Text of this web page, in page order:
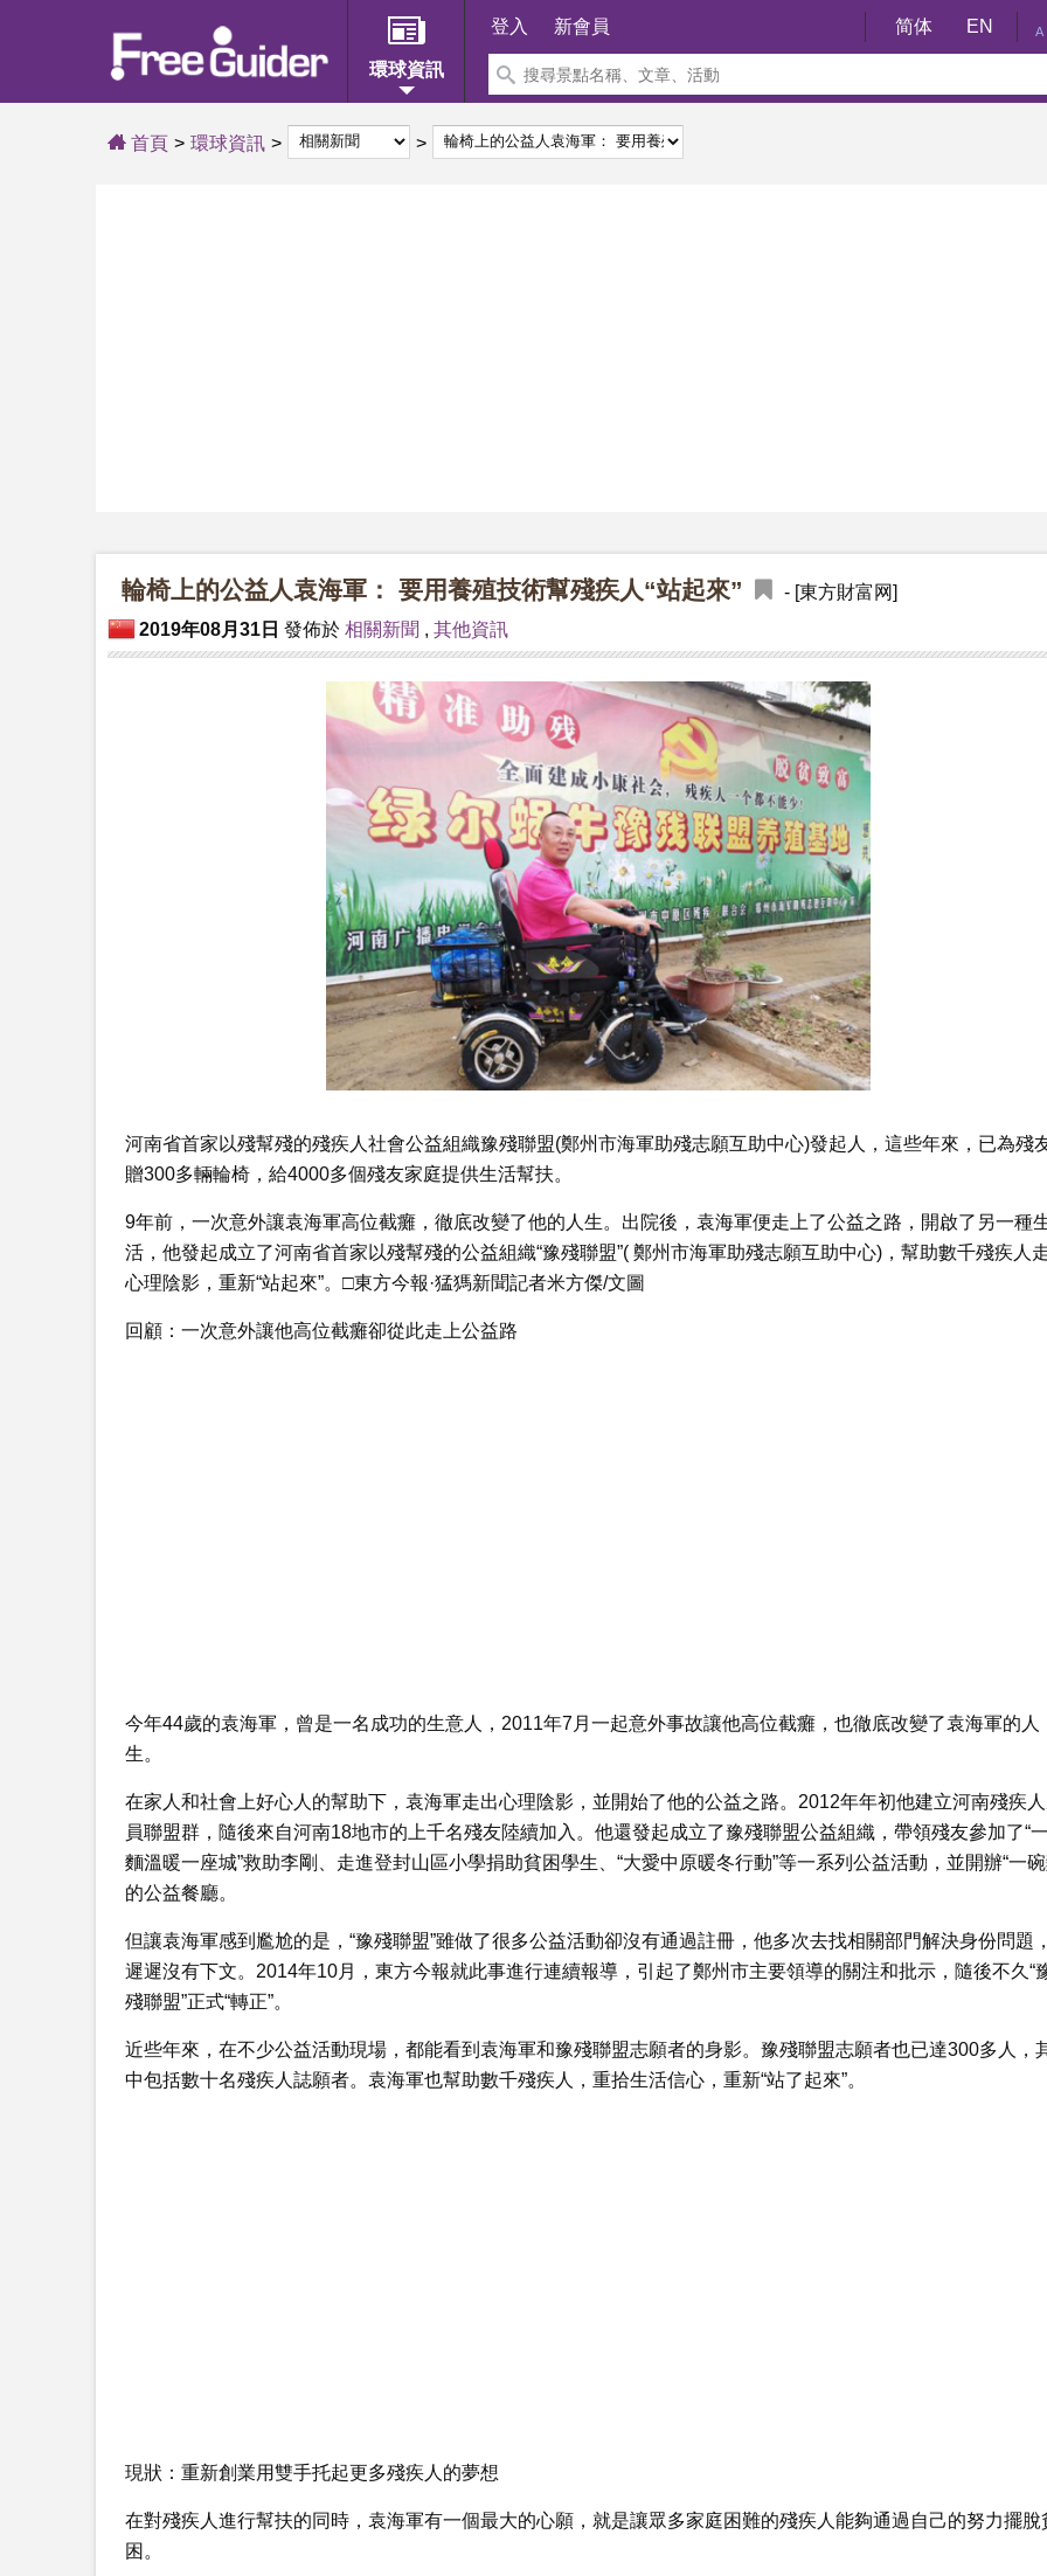
環球資訊
登入 新會員 简体 EN A
首頁 環球資訊
輪椅上的公益人袁海軍： 要用養殖技術幫殘疾人“站起來”
- [東方財富网]
2019年08月31日 發佈於 相關新聞 , 其他資訊
河南省首家以殘幫殘的殘疾人社會公益組織豫殘聯盟(鄭州市海軍助殘志願互助中心)發起人，這些年來，已為殘
贈300多輛輪椅，給4000多個殘友家庭提供生活幫扶。
9年前，一次意外讓袁海軍高位截癱，徹底改變了他的人生。出院後，袁海軍便走上了公益之路，開啟了另一種
活，他發起成立了河南省首家以殘幫殘的公益組織“豫殘聯盟”( 鄭州市海軍助殘志願互助中心)，幫助數千殘疾人
心理陰影，重新“站起來”。□東方今報·猛獁新聞記者米方傑/文圖
回顧：一次意外讓他高位截癱卻從此走上公益路
今年44歲的袁海軍，曾是一名成功的生意人，2011年7月一起意外事故讓他高位截癱，也徹底改變了袁海軍的人
生。
在家人和社會上好心人的幫助下，袁海軍走出心理陰影，並開始了他的公益之路。2012年年初他建立河南殘疾
員聯盟群，隨後來自河南18地市的上千名殘友陸續加入。他還發起成立了豫殘聯盟公益組織，帶領殘友參加了“
麵溫暖一座城”救助李剛、走進登封山區小學捐助貧困學生、“大愛中原暖冬行動”等一系列公益活動，並開辦“一碗
的公益餐廳。
但讓袁海軍感到尷尬的是，“豫殘聯盟”雖做了很多公益活動卻沒有通過註冊，他多次去找相關部門解決身份問題
遲遲沒有下文。2014年10月，東方今報就此事進行連續報導，引起了鄭州市主要領導的關注和批示，隨後不久“
殘聯盟”正式“轉正”。
近些年來，在不少公益活動現場，都能看到袁海軍和豫殘聯盟志願者的身影。豫殘聯盟志願者也已達300多人，
中包括數十名殘疾人誌願者。袁海軍也幫助數千殘疾人，重拾生活信心，重新“站了起來”。
現狀：重新創業用雙手托起更多殘疾人的夢想
在對殘疾人進行幫扶的同時，袁海軍有一個最大的心願，就是讓眾多家庭困難的殘疾人能夠通過自己的努力擺脫
困。